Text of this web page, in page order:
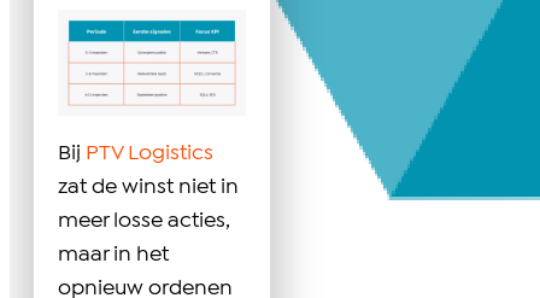
Bij PTV Logistics
zat de winst niet in
meer losse acties,
maar in het
opnieuw ordenen